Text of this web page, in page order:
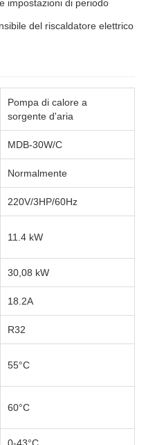
impostazioni di periodo
del riscaldatore elettrico
Pompa di calore a
sorgente d'aria
MDB-30W/C
Normalmente
220V/3HP/60Hz
11.4 kW
30,08 kW
18.2A
R32
55°C
60°C